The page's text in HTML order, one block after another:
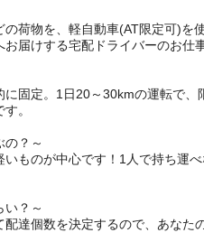
の荷物を、軽自動車(AT限定可)を
届けする宅配ドライバーのお仕事
に固定。1日20～30kmの運転で、
。
の？～
いものが中心です！1人で持ち運
い？～
配達個数を決定するので、あなた